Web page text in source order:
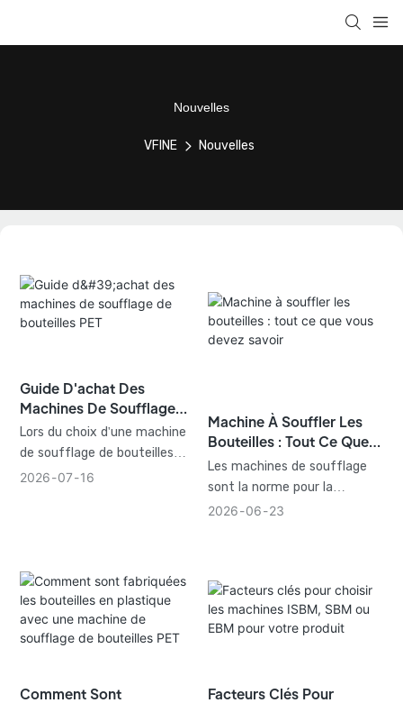
Nouvelles
VFINE Nouvelles
Guide D'achat Des
Machines De Soufflage
De Bouteilles PET
Lors du choix d'une machine
de soufflage de bouteilles
PET, il est essentiel de
tous les aspects, de la
facilité d'entretien aux
systèmes de surveillance
avancés et aux systèmes de
2026 07 16
Machine À Souffler Les
Bouteilles : Tout Ce Que
Vous Devez Savoir
Les machines de soufflage
sont la norme pour la
production de bouteilles dans
efficacité énergétique et la
qualité du produit.
2026 06 23
Comment Sont
Facteurs Clés Pour